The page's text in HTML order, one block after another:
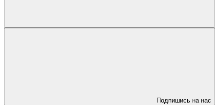
Подпишись на нас